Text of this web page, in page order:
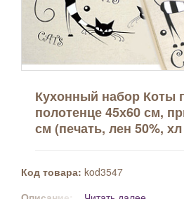
Кухонный набор Коты
полотенце 45х60 см,
см (печать, лен 50%,
Код товара: kod3547